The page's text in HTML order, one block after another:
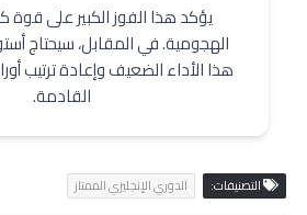
يؤكد هذا الفوز الكبير على قوة
الهجومية. في المقابل، سيحتاج
هذا الأداء الضعيف وإعادة ترتيب
القادمة.
التصنيفات: الدوري الإنجليزي الممتاز